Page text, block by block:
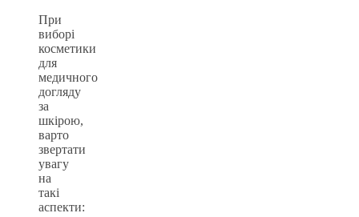
При
виборі
косметики
для
медичного
догляду
за
шкірою,
варто
звертати
увагу
на
такі
аспекти: